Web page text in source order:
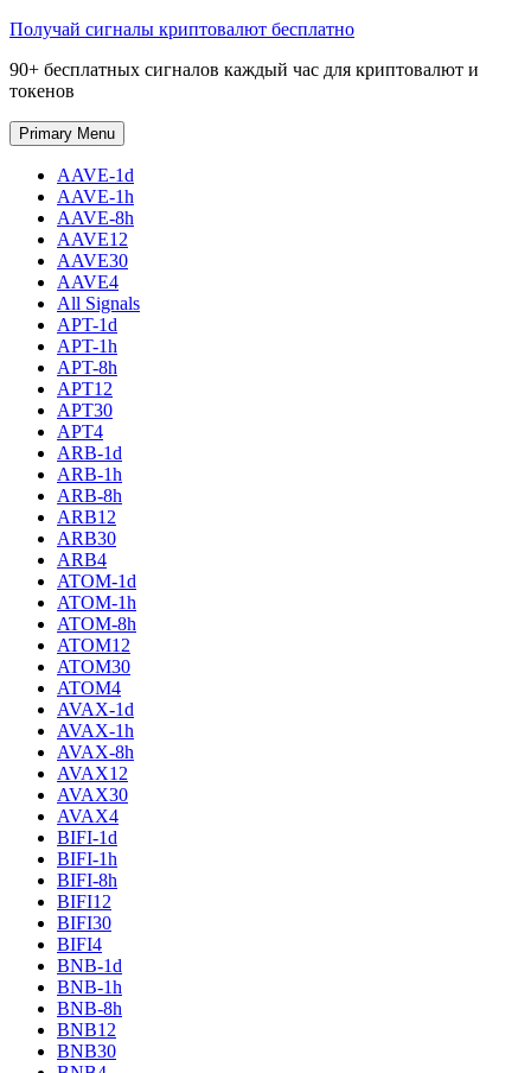
Skip
content
Получай сигналы криптовалют бесплатно
90+ бесплатных сигналов каждый час для криптовалют и
токенов
Primary Menu
AAVE-1d
AAVE-1h
AAVE-8h
AAVE12
AAVE30
AAVE4
All Signals
APT-1d
APT-1h
APT-8h
APT12
APT30
APT4
ARB-1d
ARB-1h
ARB-8h
ARB12
ARB30
ARB4
ATOM-1d
ATOM-1h
ATOM-8h
ATOM12
ATOM30
ATOM4
AVAX-1d
AVAX-1h
AVAX-8h
AVAX12
AVAX30
AVAX4
BIFI-1d
BIFI-1h
BIFI-8h
BIFI12
BIFI30
BIFI4
BNB-1d
BNB-1h
BNB-8h
BNB12
BNB30